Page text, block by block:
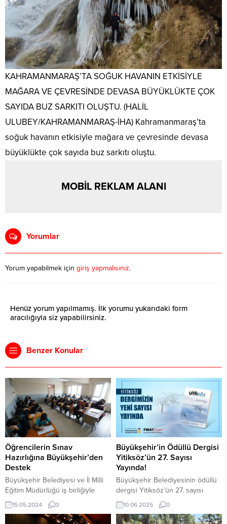
KAHRAMANMARAŞ’TA SOĞUK HAVANIN ETKİSİYLE
MAĞARA VE ÇEVRESİNDE DEVASA BÜYÜKLÜKTE ÇOK
SAYIDA BUZ SARKITI OLUŞTU. (HALİL
ULUBEY/KAHRAMANMARAŞ-İHA) Kahramanmaraş’ta
soğuk havanın etkisiyle mağara ve çevresinde devasa
büyüklükte çok sayıda buz sarkıtı oluştu.
MOBİL REKLAM ALANI
Yorumlar
Yorum yapabilmek için giriş yapmalısınız.
Henüz yorum yapılmamış. İlk yorumu yukarıdaki form
aracılığıyla siz yapabilirsiniz.
Benzer Konular
Öğrencilerin Sınav
Hazırlığına Büyükşehir’den
Destek
Büyükşehir Belediyesi ve İl Milli
Eğitim Müdürlüğü iş birliğiyle
şehir genelinde 8 ve 12. sınıf
öğrencilerine yönelik LGS ve TYT
deneme sınavı düzenlendi. 491
15.05.2024 0
Büyükşehir’in Ödüllü Dergisi
Yitiksöz’ün 27. Sayısı
Yayında!
Büyükşehir Belediyesinin ödüllü
dergisi Yitiksöz’ün 27. sayısı
okurlarla buluştu. Derginin yeni
sayısına e-dergi formatında
Büyükşehir Belediyesinin internet
10.06.2025 0